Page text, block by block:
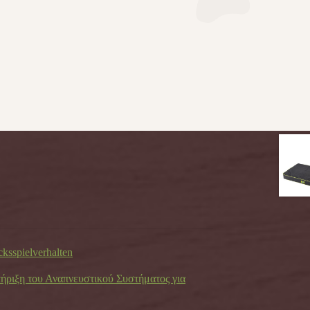
του Αναπνευστικού Συστήματος για